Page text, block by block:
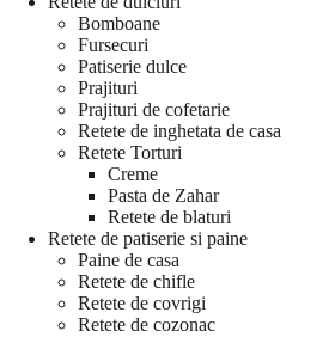
Bomboane
Fursecuri
Patiserie dulce
Prajituri
Prajituri de cofetarie
Retete de inghetata de casa
Retete Torturi
Creme
Pasta de Zahar
Retete de blaturi
Retete de patiserie si paine
Paine de casa
Retete de chifle
Retete de covrigi
Retete de cozonac